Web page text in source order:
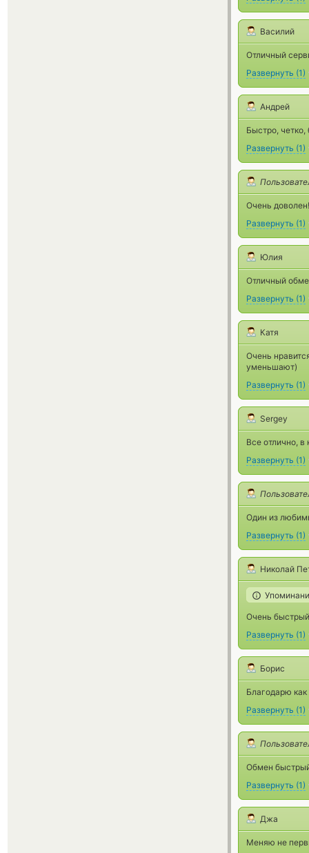
Василий
Отличный
Развернуть (1)
Андрей
Быстро,
Развернуть (1)
Очень
Развернуть (1)
Юлия
Отличный
Развернуть (1)
Катя
Очень
уменьшают)
Развернуть (1)
Sergey
Все отлично,
Развернуть (1)
Один из
Развернуть (1)
Николай
Очень
Развернуть (1)
Борис
Благодарю
Развернуть (1)
Обмен
Развернуть (1)
Джа
Меняю не